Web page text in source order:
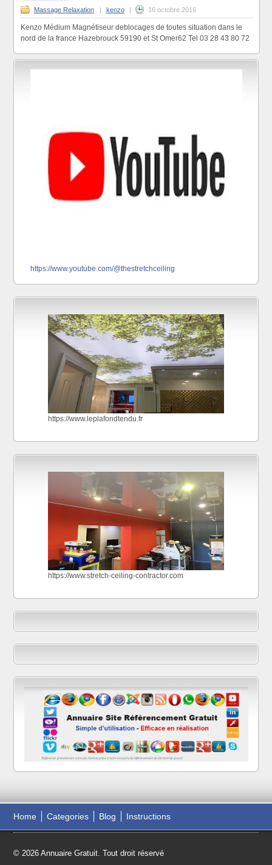
Massage Relaxation | kenzo | 16 octobre 2016
Kenzo Médium Magnétiseur deblocages de toutes situation dans le
nord de la france Hazebrouck 59190 et St Omer62 Tel 03 28 43 80 72
https://www.youtube.com/@thestretchceiling
https://www.leplafondtendu.fr
https://www.stretch-ceiling-contractor.com
Home Categories Blog Instructions
© 2026 Annuaire Gratuit. Tout droit réservé